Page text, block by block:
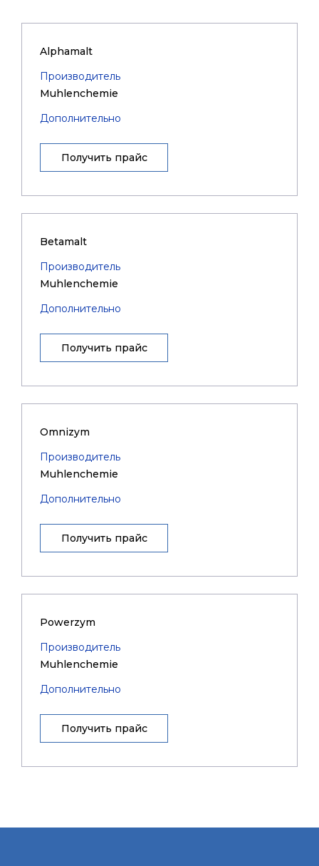
Alphamalt
Производитель
Muhlenchemie
Дополнительно
Получить прайс
Betamalt
Производитель
Muhlenchemie
Дополнительно
Получить прайс
Omnizym
Производитель
Muhlenchemie
Дополнительно
Получить прайс
Powerzym
Производитель
Muhlenchemie
Дополнительно
Получить прайс